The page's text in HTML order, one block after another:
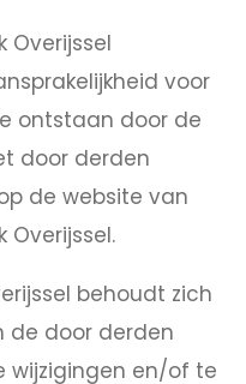
Overijssel
voor
ontstaan door de
door derden
de website van
Overijssel.
behoudt zich
de door derden
en/of te